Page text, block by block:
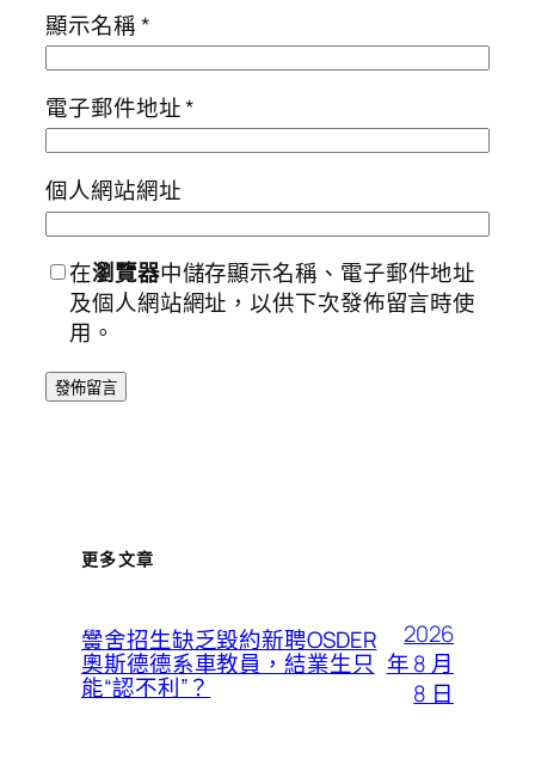
顯示名稱*
電子郵件地址*
個人網站網址
在瀏覽器中儲存顯示名稱、電子郵件地址
及個人網站網址，以供下次發佈留言時使
用。
更多文章
黌舍招生缺乏毀約新聘OSDER
奧斯德德系車教員，結業生只
能“認不利”？
2026
年 8 月
8 日